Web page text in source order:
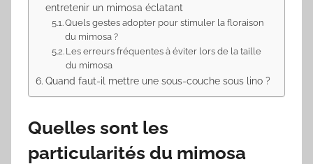
entretenir un mimosa éclatant
Quels gestes adopter pour stimuler la floraison
du mimosa ?
Les erreurs fréquentes à éviter lors de la taille
du mimosa
Quand faut-il mettre une sous-couche sous lino ?
Quelles sont les
particularités du mimosa